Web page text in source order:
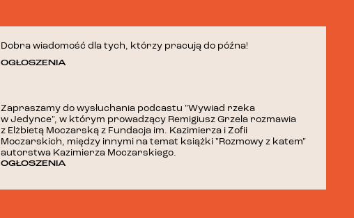
Dobra wiadomość dla tych, którzy pracują do późna!
OGŁOSZENIA
Zapraszamy do wysłuchania podcastu "Wywiad rzeka
w Jedynce", w którym prowadzący Remigiusz Grzela rozmawia
z Elżbietą Moczarską z Fundacja im. Kazimierza i Zofii
Moczarskich, między innymi na temat książki "Rozmowy z katem"
autorstwa Kazimierza Moczarskiego.
OGŁOSZENIA